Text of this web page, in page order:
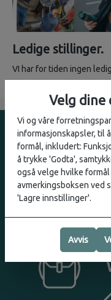
Ledige stillinger.
VI har for tiden ingen
Velg dine
Vi og våre
informasjonskapsler, til
formål, inkludert:
å trykke 'Godta',
også velge hvilke
avmerkingsboksen ved
'Lagre innstillinger'.
Avvis